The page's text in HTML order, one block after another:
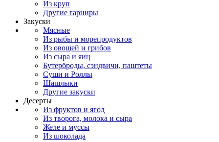
Из круп
Другие гарниры
Закуски
Мясные
Из рыбы и морепродуктов
Из овощей и грибов
Из сыра и яиц
Бутерброды, сэндвичи, паштеты
Суши и Роллы
Шашлыки
Другие закуски
Десерты
Из фруктов и ягод
Из творога, молока и сыра
Желе и муссы
Из шоколада